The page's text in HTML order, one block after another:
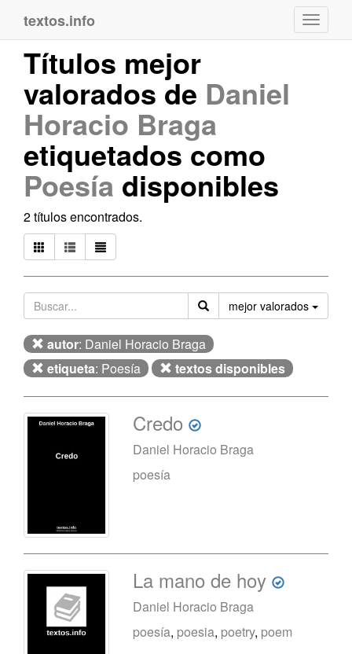
textos.info
Títulos mejor
valorados de Daniel
Horacio Braga
etiquetados como
Poesía disponibles
2 títulos encontrados.
mejor valorados
autor: Daniel Horacio Braga
etiqueta: Poesía textos disponibles
Credo
Daniel Horacio Braga
poesía
La mano de hoy
Daniel Horacio Braga
poesía, poesia, poetry, poem